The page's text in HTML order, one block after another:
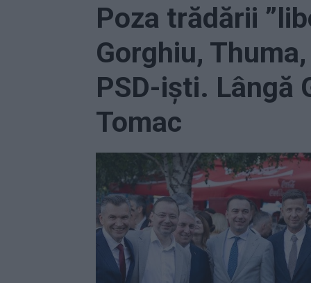
Poza trădării
Gorghiu,
PSD-iști. Lângă
Tomac